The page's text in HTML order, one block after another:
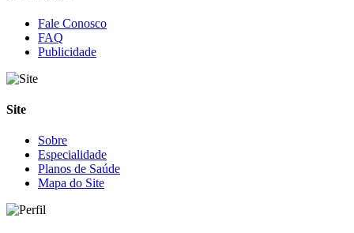
Fale Conosco
FAQ
Publicidade
Site
Sobre
Especialidade
Planos de Saúde
Mapa do Site